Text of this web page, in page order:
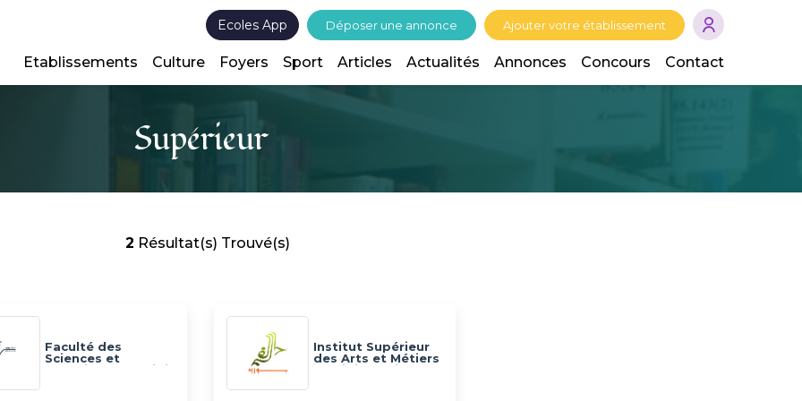
Ecoles App Déposer une annonce Ajouter votre établissement
Etablissements Culture Foyers Sport Articles Actualités Annonces Concours Contact
Supérieur
2 Résultat(s) Trouvé(s)
Faculté des
Sciences et
Techniques de Sidi
Institut Supérieur
des Arts et Métiers
de Sidi Bouzid